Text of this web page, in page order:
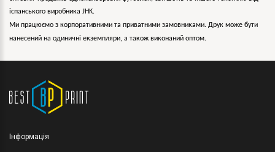
іспанського виробника JHK.
Ми працюємо з корпоративними та приватними замовниками. Друк може бути
нанесений на одиничні екземпляри, а також виконаний оптом.
Інформація